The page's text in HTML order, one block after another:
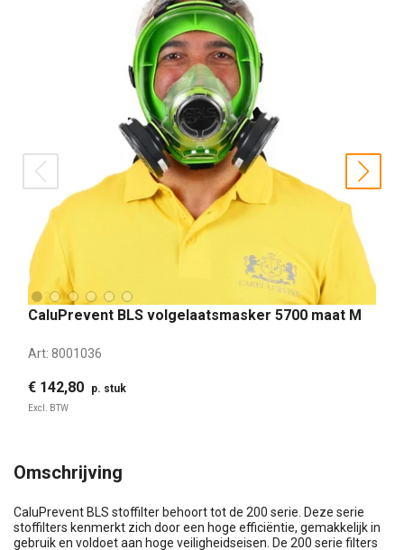
CaluPrevent BLS volgelaatsmasker 5700 maat M
Art: 8001036
€ 142,80 p. stuk
Excl. BTW
prev next
Omschrijving
CaluPrevent BLS stoffilter behoort tot de 200 serie. Deze serie
stoffilters kenmerkt zich door een hoge efficiëntie, gemakkelijk in
gebruik en voldoet aan hoge veiligheidseisen. De 200 serie filters